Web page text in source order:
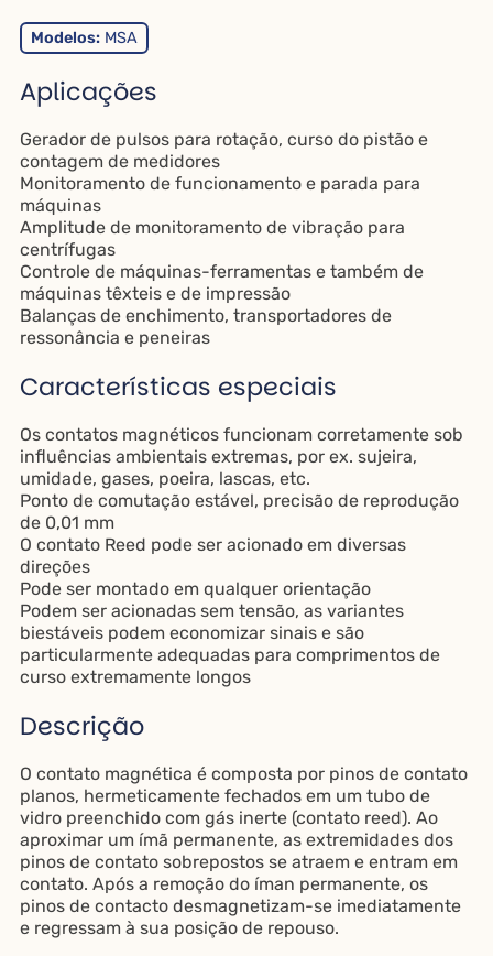
Modelos:MSA
Aplicações
Gerador de pulsos para rotação, curso do pistão e
contagem de medidores
Monitoramento de funcionamento e parada para
máquinas
Amplitude de monitoramento de vibração para
centrífugas
Controle de máquinas-ferramentas e também de
máquinas têxteis e de impressão
Balanças de enchimento, transportadores de
ressonância e peneiras
Características especiais
Os contatos magnéticos funcionam corretamente sob
influências ambientais extremas, por ex. sujeira,
umidade, gases, poeira, lascas, etc.
Ponto de comutação estável, precisão de reprodução
de 0,01 mm
O contato Reed pode ser acionado em diversas
direções
Pode ser montado em qualquer orientação
Podem ser acionadas sem tensão, as variantes
biestáveis ​​podem economizar sinais e são
particularmente adequadas para comprimentos de
curso extremamente longos
Descrição
O contato magnética é composta por pinos de contato
planos, hermeticamente fechados em um tubo de
vidro preenchido com gás inerte (contato reed). Ao
aproximar um ímã permanente, as extremidades dos
pinos de contato sobrepostos se atraem e entram em
contato. Após a remoção do íman permanente, os
pinos de contacto desmagnetizam-se imediatamente
e regressam à sua posição de repouso.